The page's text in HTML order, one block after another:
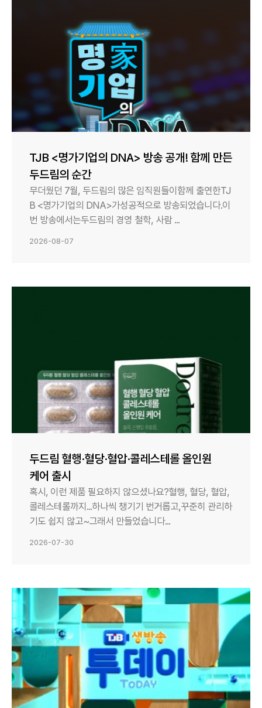
TJB <명가기업의 DNA> 방송 공개! 함께 만든
두드림의 순간
무더웠던 7월, 두드림의 많은 임직원들이함께 출연한TJ
B <명가기업의 DNA>가성공적으로 방송되었습니다.이
번 방송에서는두드림의 경영 철학, 사람 ...
2026-08-07
두드림 혈행·혈당·혈압·콜레스테롤 올인원
케어 출시
혹시, 이런 제품 필요하지 않으셨나요?혈행, 혈당, 혈압,
콜레스테롤까지...하나씩 챙기기 번거롭고,꾸준히 관리하
기도 쉽지 않고~그래서 만들었습니다...
2026-07-30